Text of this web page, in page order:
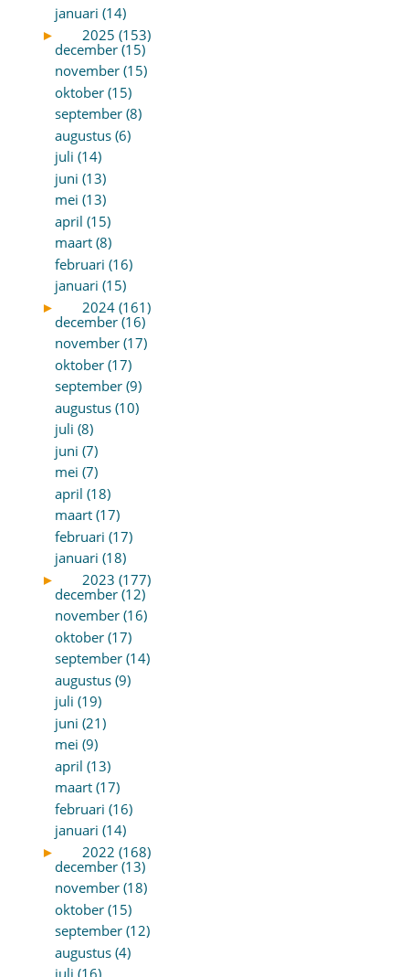
januari (14)
►
2025 (153)
december (15)
november (15)
oktober (15)
september (8)
augustus (6)
juli (14)
juni (13)
mei (13)
april (15)
maart (8)
februari (16)
januari (15)
►
2024 (161)
december (16)
november (17)
oktober (17)
september (9)
augustus (10)
juli (8)
juni (7)
mei (7)
april (18)
maart (17)
februari (17)
januari (18)
►
2023 (177)
december (12)
november (16)
oktober (17)
september (14)
augustus (9)
juli (19)
juni (21)
mei (9)
april (13)
maart (17)
februari (16)
januari (14)
►
2022 (168)
december (13)
november (18)
oktober (15)
september (12)
augustus (4)